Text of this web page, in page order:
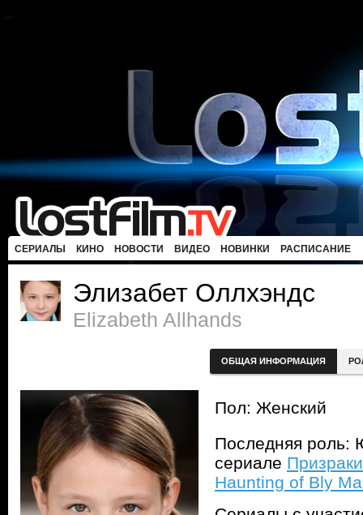
СЕРИАЛЫ КИНО НОВОСТИ ВИДЕО НОВИНКИ РАСПИСАНИЕ
Элизабет Оллхэндс
Elizabeth Allhands
ОБЩАЯ ИНФОРМАЦИЯ
Пол: Женский
Последняя роль:
сериале
Haunting of Bly